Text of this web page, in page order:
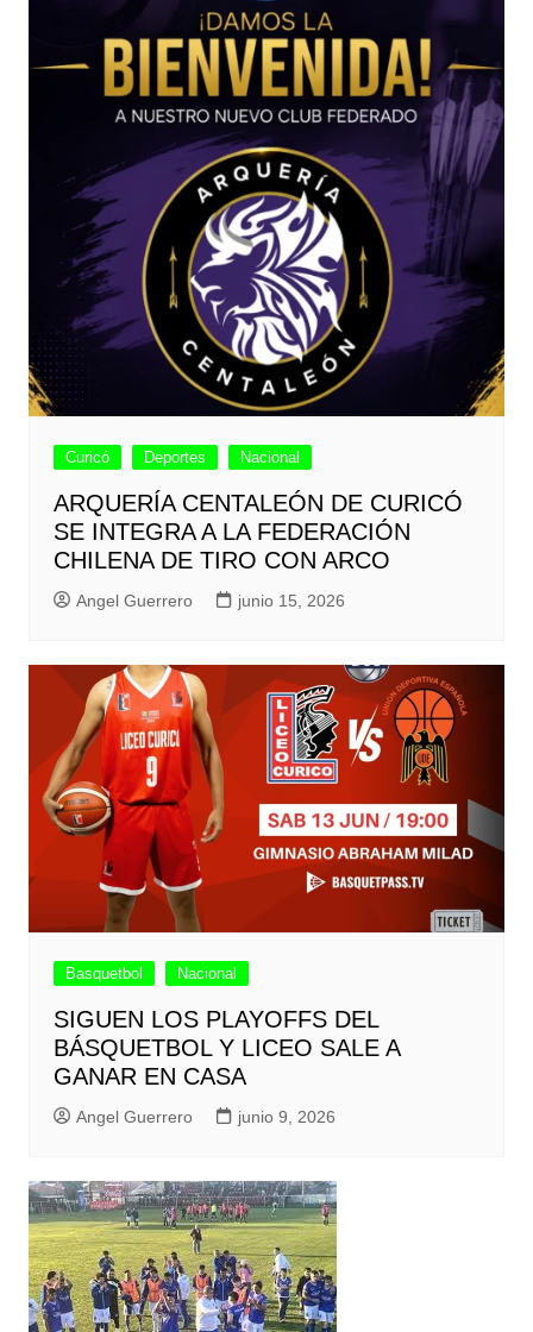
Curicó Deportes Nacional
ARQUERÍA CENTALEÓN DE CURICÓ
SE INTEGRA A LA FEDERACIÓN
CHILENA DE TIRO CON ARCO
Angel Guerrero junio 15, 2026
Basquetbol Nacional
SIGUEN LOS PLAYOFFS DEL
BÁSQUETBOL Y LICEO SALE A
GANAR EN CASA
Angel Guerrero junio 9, 2026